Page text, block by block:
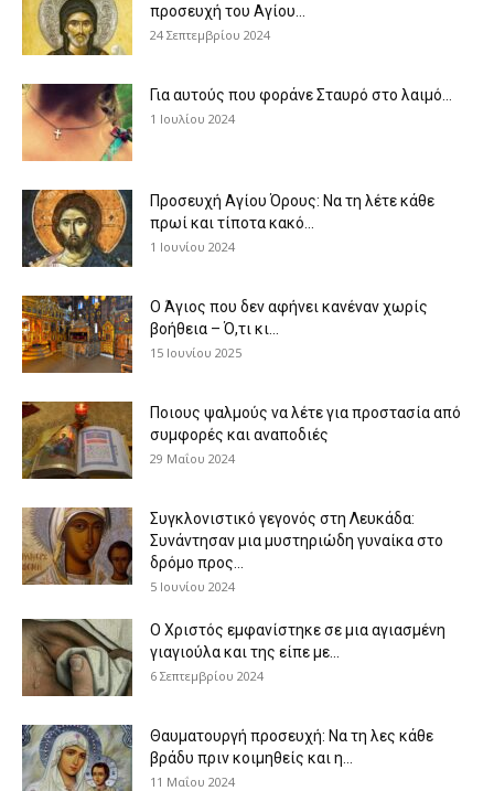
προσευχή του Αγίου...
24 Σεπτεμβρίου 2024
Για αυτούς που φοράνε Σταυρό στο λαιμό…
1 Ιουλίου 2024
Προσευχή Αγίου Όρους: Να τη λέτε κάθε
πρωί και τίποτα κακό...
1 Ιουνίου 2024
Ο Άγιος που δεν αφήνει κανέναν χωρίς
βοήθεια – Ό,τι κι...
15 Ιουνίου 2025
Ποιους ψαλμούς να λέτε για προστασία από
συμφορές και αναποδιές
29 Μαΐου 2024
Συγκλονιστικό γεγονός στη Λευκάδα:
Συνάντησαν μια μυστηριώδη γυναίκα στο
δρόμο προς...
5 Ιουνίου 2024
Ο Χριστός εμφανίστηκε σε μια αγιασμένη
γιαγιούλα και της είπε με...
6 Σεπτεμβρίου 2024
Θαυματουργή προσευχή: Να τη λες κάθε
βράδυ πριν κοιμηθείς και η...
11 Μαΐου 2024